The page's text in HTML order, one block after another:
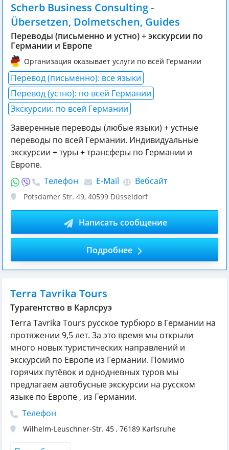
Scherb Business Consulting -
Übersetzen, Dolmetschen, Guides
Переводы (письменно и устно) + экскурсии по
Германии и Европе
Организация оказывает услуги по всей Германии
Перевод (письменно): все языки
Перевод (устно): по всей Германии
Экскурсии: по всей Германии
Заверенные переводы (любые языки) + устные
переводы по всей Германии. Индивидуальные
экскурсии + туры + трансферы по Германии и
Европе.
Телефон
E-Mail Вебсайт
Potsdamer Str. 49, 40599 Düsseldorf
Написать сообщение
Подробнее
Terra Tavrika Tours
Турагентство в Карлсруэ
Terra Tavrika Tours русское турбюро в Германии на
протяжении 9,5 лет. За это время мы открыли
много новых туристических направлений и
экскурсий по Европе из Германии. Помимо
горячих путёвок и однодневных туров мы
предлагаем автобусные экскурсии на русском
языке по Европе , из Германии.
Телефон
Wilhelm-Leuschner-Str. 45 , 76189 Karlsruhe